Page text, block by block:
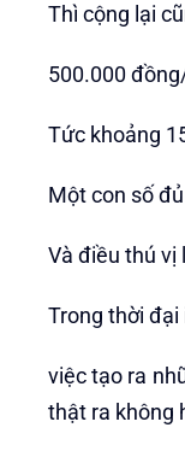
Thì cộng lại
500.000
Tức khoảng
Một con số
Và điều thú vị
Trong thời
việc tạo ra
thật ra không